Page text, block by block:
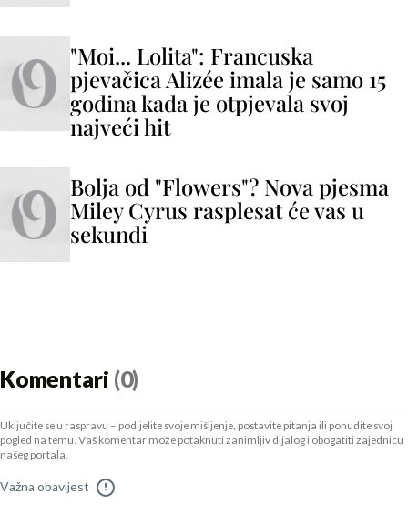
"Moi... Lolita": Francuska
pjevačica Alizée imala je samo 15
godina kada je otpjevala svoj
najveći hit
Bolja od "Flowers"? Nova pjesma
Miley Cyrus rasplesat će vas u
sekundi
Komentari (0)
Uključite se u raspravu – podijelite svoje mišljenje, postavite pitanja ili ponudite svoj
pogled na temu. Vaš komentar može potaknuti zanimljiv dijalog i obogatiti zajednicu
našeg portala.
Važna obavijest !